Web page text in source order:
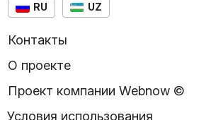
RU UZ
Контакты
О проекте
Проект компании Webnow ©
Условия использования